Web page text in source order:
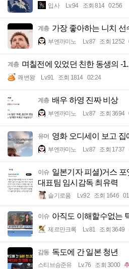
입사 Lv.94 조회 814 02:56
계층 가장 좋아하는 니치 선
부엔까미노 Lv.87 조회 1252
계층 며칠전에 있었던 친한 동생의 -
쾌변왕 Lv.91 조회 1814 02:24
계층 배우 하영 진짜 비상
부엔까미노 Lv.87 조회 3694
유머 영화 오디세이 보고 집
부엔까미노 Lv.87 조회 1737
이슈 일본기자 피셜)거스
대표팀 임시감독 최유력
슬기로움 Lv.92 조회 1646
이슈 아직도 이해할수없는
제르만크록 Lv.81 조회 3649
감동 독도에 간 일본 청년
스티브승준유 Lv.76 조회 3000